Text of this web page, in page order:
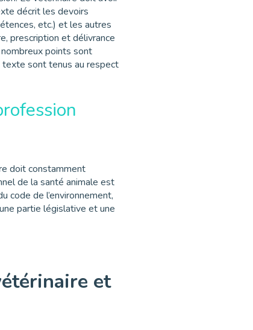
décrit les devoirs
etc.) et les autres
prescription et délivrance
points sont
texte sont tenus au respect
doit constamment
de la santé animale est
code de l’environnement,
partie législative et une
et